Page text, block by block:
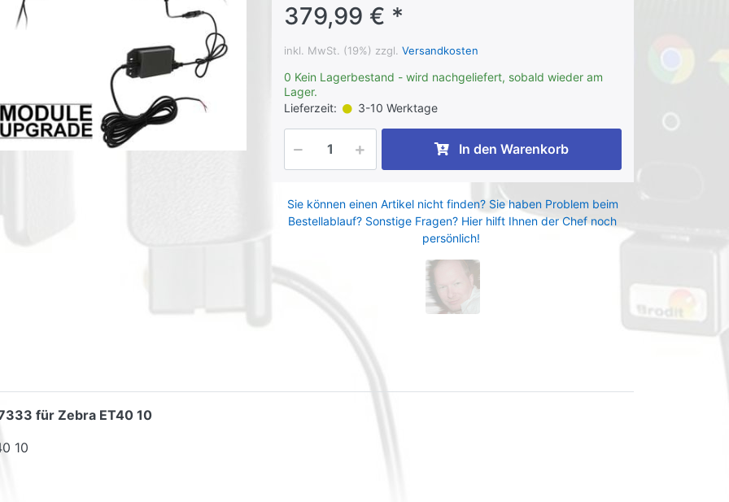
379,99 € *
inkl. MwSt. (19%) zzgl. Versandkosten
0 Kein Lagerbestand - wird nachgeliefert, sobald wieder am
Lager.
Lieferzeit:
3-10 Werktage
In den Warenkorb
Sie können einen Artikel nicht finden? Sie haben Problem beim
Bestellablauf? Sonstige Fragen? Hier hilft Ihnen der Chef noch
persönlich!
für Zebra ET40 10
10